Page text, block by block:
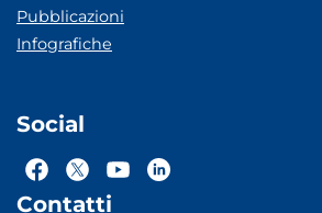
Pubblicazioni
Infografiche
Social
Contatti